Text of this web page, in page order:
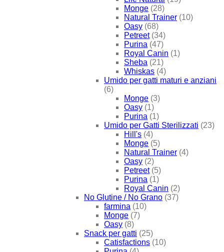
Monge (28)
Natural Trainer (10)
Oasy (68)
Petreet (34)
Purina (47)
Royal Canin (1)
Sheba (21)
Whiskas (4)
Umido per gatti maturi e anziani
(6)
Monge (3)
Oasy (1)
Purina (1)
Umido per Gatti Sterilizzati (23)
Hill's (4)
Monge (5)
Natural Trainer (4)
Oasy (2)
Petreet (5)
Purina (1)
Royal Canin (2)
No Glutine / No Grano (37)
farmina (10)
Monge (7)
Oasy (8)
Snack per gatti (25)
Catisfactions (10)